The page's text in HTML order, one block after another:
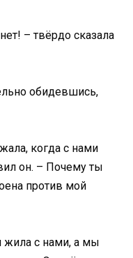
– твёрдо сказала
обидевшись,
когда с нами
он. – Почему ты
против мой
жила с нами, а мы